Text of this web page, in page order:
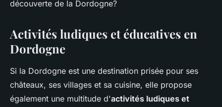
découverte de la Dordogne?
Activités ludiques et éducatives en
Dordogne
Si la Dordogne est une destination prisée pour ses
châteaux, ses villages et sa cuisine, elle propose
également une multitude d'activités ludiques et